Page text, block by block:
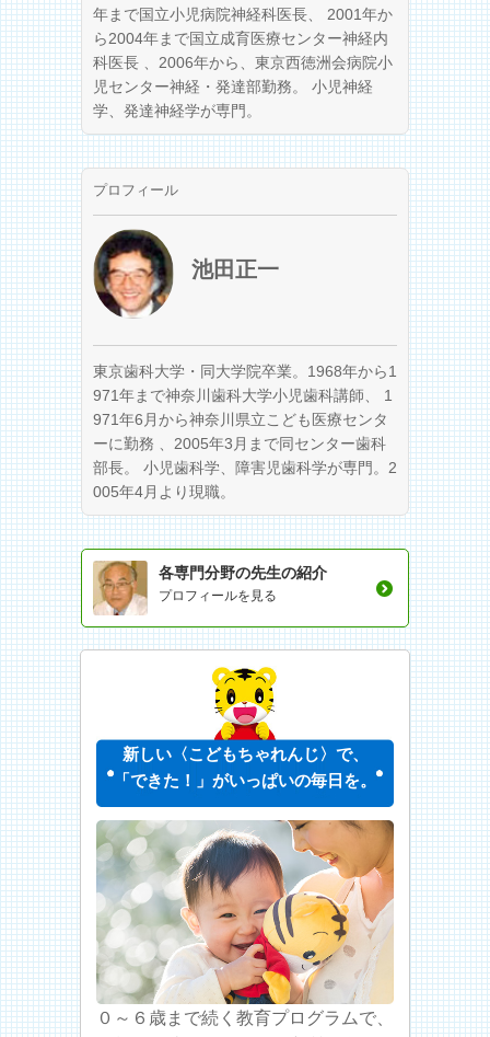
年まで国立小児病院神経科医長、 2001年か
ら2004年まで国立成育医療センター神経内
科医長 、2006年から、東京西徳洲会病院小
児センター神経・発達部勤務。 小児神経
学、発達神経学が専門。
プロフィール
池田正一
東京歯科大学・同大学院卒業。1968年から1
971年まで神奈川歯科大学小児歯科講師、 1
971年6月から神奈川県立こども医療センタ
ーに勤務 、2005年3月まで同センター歯科
部長。 小児歯科学、障害児歯科学が専門。2
005年4月より現職。
各専門分野の先生の紹介
プロフィールを見る
新しい〈こどもちゃれんじ〉で、
「できた！」がいっぱいの毎日を。
０～６歳まで続く教育プログラムで、